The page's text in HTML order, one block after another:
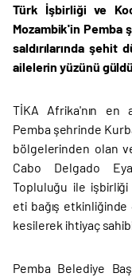
Türk İşbirliği ve
Mozambik'in Pemba
saldırılarında şehit
ailelerin yüzünü
TİKA Afrika'nın en
Pemba şehrinde
bölgelerinden olan
Cabo Delgado
Topluluğu ile
eti bağış
kesilerek ihtiyaç sahibi
Pemba Belediye